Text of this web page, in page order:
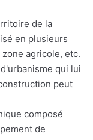
de la
en plusieurs
agricole, etc.
qui lui
peut
composé
de